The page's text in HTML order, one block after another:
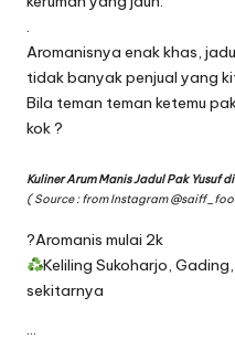
.
Aromanisnya enak khas,
tidak banyak penjual yang
Bila teman teman ketemu
kok ?
Kuliner Arum Manis Jadul Pak Yusuf
( Source : from Instagram
?Aromanis mulai 2k
Keliling Sukoharjo,
sekitarnya
…